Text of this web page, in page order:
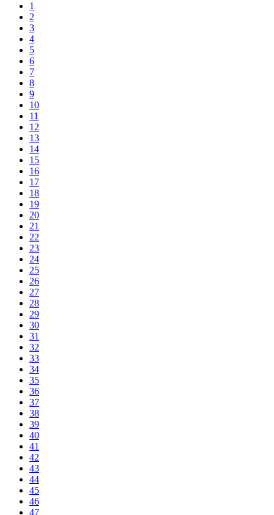
1
2
3
4
5
6
7
8
9
10
11
12
13
14
15
16
17
18
19
20
21
22
23
24
25
26
27
28
29
30
31
32
33
34
35
36
37
38
39
40
41
42
43
44
45
46
47